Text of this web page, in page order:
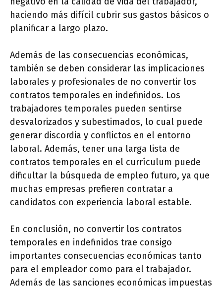
haciendo más difícil cubrir sus gastos básicos o
planificar a largo plazo.
Además de las consecuencias económicas,
también se deben considerar las implicaciones
laborales y profesionales de no convertir los
contratos temporales en indefinidos. Los
trabajadores temporales pueden sentirse
desvalorizados y subestimados, lo cual puede
generar discordia y conflictos en el entorno
laboral. Además, tener una larga lista de
contratos temporales en el currículum puede
dificultar la búsqueda de empleo futuro, ya que
muchas empresas prefieren contratar a
candidatos con experiencia laboral estable.
En conclusión, no convertir los contratos
temporales en indefinidos trae consigo
importantes consecuencias económicas tanto
para el empleador como para el trabajador.
Además de las sanciones económicas impuestas